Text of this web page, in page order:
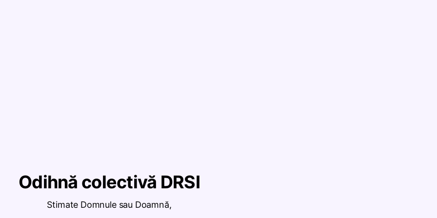
Odihnă colectivă DRSI
Stimate Domnule sau Doamnă,